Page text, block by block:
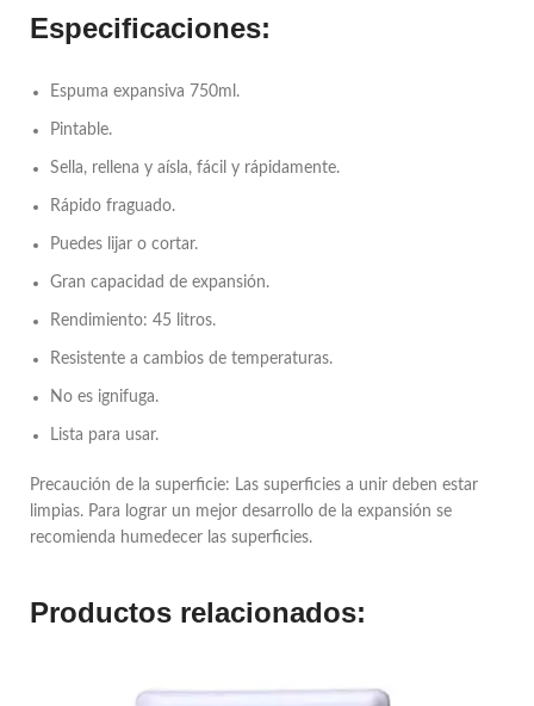
Especificaciones:
Espuma expansiva 750ml.
Pintable.
Sella, rellena y aísla, fácil y rápidamente.
Rápido fraguado.
Puedes lijar o cortar.
Gran capacidad de expansión.
Rendimiento: 45 litros.
Resistente a cambios de temperaturas.
No es ignifuga.
Lista para usar.
Precaución de la superficie: Las superficies a unir deben estar
limpias. Para lograr un mejor desarrollo de la expansión se
recomienda humedecer las superficies.
Productos relacionados: